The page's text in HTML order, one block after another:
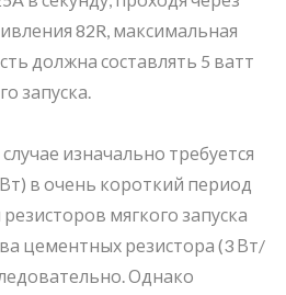
82R, максимальная
должна составлять 5 ватт
запуска.
изначально требуется
в очень короткий период
мягкого запуска
цементных резистора (3 Вт/
Однако